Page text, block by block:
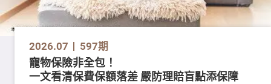
2026.07 597期
寵物保險非全包！
一文看清保費保額落差 嚴防理賠盲點添保障